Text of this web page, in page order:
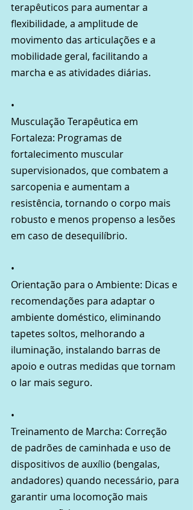
terapêuticos para aumentar a
flexibilidade, a amplitude de
movimento das articulações e a
mobilidade geral, facilitando a
marcha e as atividades diárias.
•
Musculação Terapêutica em
Fortaleza: Programas de
fortalecimento muscular
supervisionados, que combatem a
sarcopenia e aumentam a
resistência, tornando o corpo mais
robusto e menos propenso a lesões
em caso de desequilíbrio.
•
Orientação para o Ambiente: Dicas e
recomendações para adaptar o
ambiente doméstico, eliminando
tapetes soltos, melhorando a
iluminação, instalando barras de
apoio e outras medidas que tornam
o lar mais seguro.
•
Treinamento de Marcha: Correção
de padrões de caminhada e uso de
dispositivos de auxílio (bengalas,
andadores) quando necessário, para
garantir uma locomoção mais